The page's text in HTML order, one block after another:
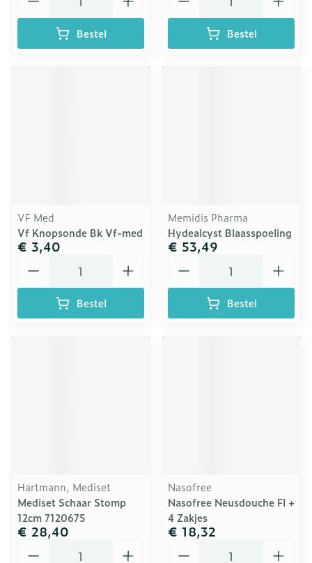
Bestel Bestel
VF Med
Vf Knopsonde Bk Vf-med
€ 3,40
Bestel
Memidis Pharma
Hydealcyst Blaasspoeling
€ 53,49
Bestel
Hartmann, Mediset
Mediset Schaar Stomp
12cm 7120675
€ 28,40
Nasofree
Nasofree Neusdouche Fl +
4 Zakjes
€ 18,32